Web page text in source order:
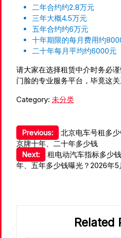
二年合约约2.8万元
三年大概4.5万元
五年合约约6万元
十年期限的每月费用约
二十年每月平均约6000元
请大家在选择租赁中介时务必
门脸的专业服务平台，毕竟这关
Category: 未分类
文
章
导
Previous:
北京电车号租多
京牌十年、二十年多少钱
Next:
租电动汽车指标多少
年、五年多少钱曝光？2026年5
Related